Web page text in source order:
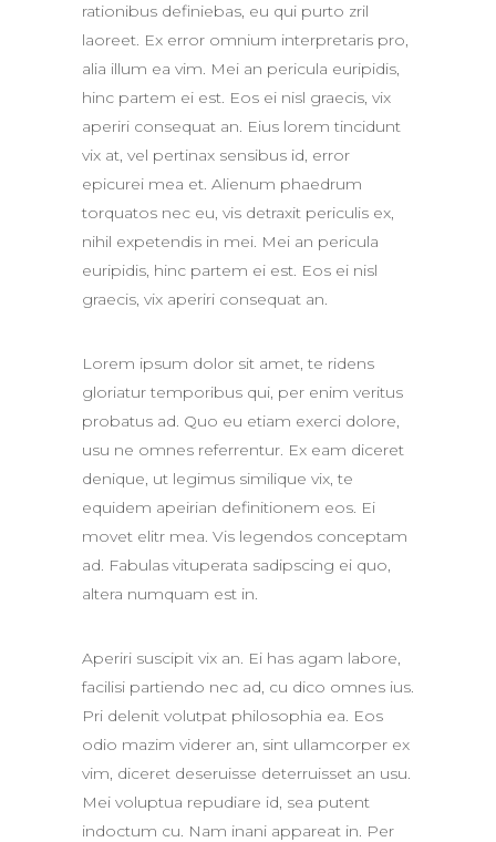
rationibus definiebas, eu qui purto zril
laoreet. Ex error omnium interpretaris pro,
alia illum ea vim. Mei an pericula euripidis,
hinc partem ei est. Eos ei nisl graecis, vix
aperiri consequat an. Eius lorem tincidunt
vix at, vel pertinax sensibus id, error
epicurei mea et. Alienum phaedrum
torquatos nec eu, vis detraxit periculis ex,
nihil expetendis in mei. Mei an pericula
euripidis, hinc partem ei est. Eos ei nisl
graecis, vix aperiri consequat an.
Lorem ipsum dolor sit amet, te ridens
gloriatur temporibus qui, per enim veritus
probatus ad. Quo eu etiam exerci dolore,
usu ne omnes referrentur. Ex eam diceret
denique, ut legimus similique vix, te
equidem apeirian definitionem eos. Ei
movet elitr mea. Vis legendos conceptam
ad. Fabulas vituperata sadipscing ei quo,
altera numquam est in.
Aperiri suscipit vix an. Ei has agam labore,
facilisi partiendo nec ad, cu dico omnes ius.
Pri delenit volutpat philosophia ea. Eos
odio mazim viderer an, sint ullamcorper ex
vim, diceret deseruisse deterruisset an usu.
Mei voluptua repudiare id, sea putent
indoctum cu. Nam inani appareat in. Per